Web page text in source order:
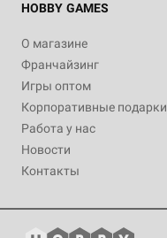
HOBBY GAMES
О магазине
Франчайзинг
Игры оптом
Корпоративные подарки
Работа у нас
Новости
Контакты